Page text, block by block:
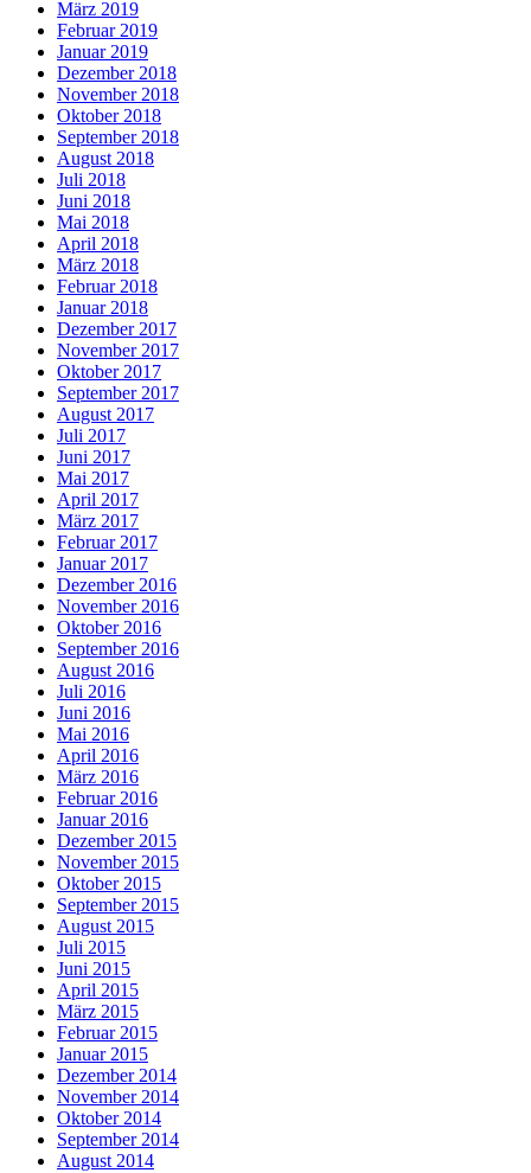
März 2019
Februar 2019
Januar 2019
Dezember 2018
November 2018
Oktober 2018
September 2018
August 2018
Juli 2018
Juni 2018
Mai 2018
April 2018
März 2018
Februar 2018
Januar 2018
Dezember 2017
November 2017
Oktober 2017
September 2017
August 2017
Juli 2017
Juni 2017
Mai 2017
April 2017
März 2017
Februar 2017
Januar 2017
Dezember 2016
November 2016
Oktober 2016
September 2016
August 2016
Juli 2016
Juni 2016
Mai 2016
April 2016
März 2016
Februar 2016
Januar 2016
Dezember 2015
November 2015
Oktober 2015
September 2015
August 2015
Juli 2015
Juni 2015
April 2015
März 2015
Februar 2015
Januar 2015
Dezember 2014
November 2014
Oktober 2014
September 2014
August 2014